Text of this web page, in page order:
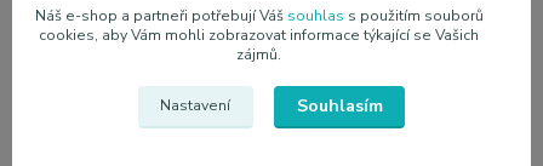
Parametry
California Scents
Náš e-shop a partneři potřebují Váš souhlas s použitím souborů
cookies, aby Vám mohli zobrazovat informace týkající se Vašich
zájmů.
Nastavení Souhlasím